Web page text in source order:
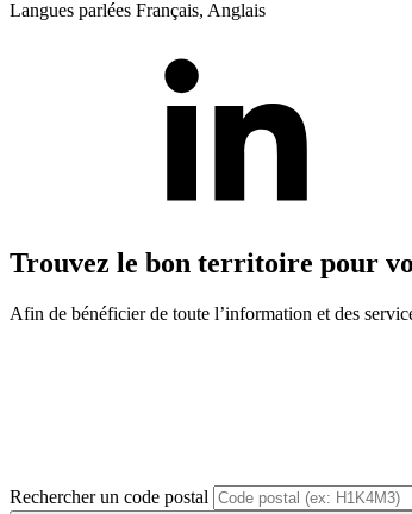
Langues parlées Français, Anglais
Trouvez le bon territoire pour
Afin de bénéficier de toute l’information et des
Rechercher un code postal